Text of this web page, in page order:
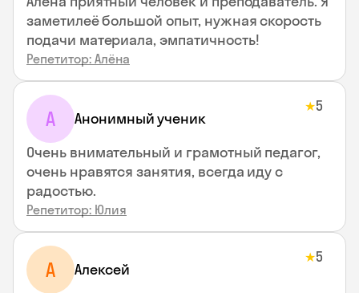
заметилеё большой опыт, нужная скорость
подачи материала, эмпатичность!
Репетитор: Алёна
А Анонимный ученик
★5
Очень внимательный и грамотный педагог,
очень нравятся занятия, всегда иду с
радостью.
Репетитор: Юлия
А Алексей
★5